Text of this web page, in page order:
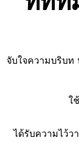
จับใจความบริบท
ใ
ได้รับความไว้ว